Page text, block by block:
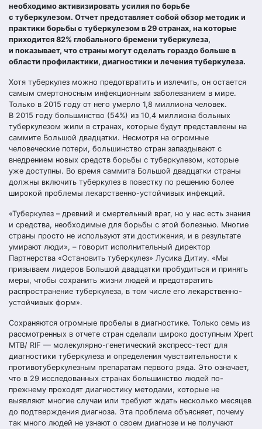
необходимо активизировать усилия по борьбе
с туберкулезом. Отчет представляет собой обзор методик и
практики борьбы с туберкулезом в 29 странах, на которые
приходится 82% глобального бремени туберкулеза,
и показывает, что страны могут сделать гораздо больше в
области профилактики, диагностики и лечения туберкулеза.
Хотя туберкулез можно предотвратить и излечить, он остается
самым смертоносным инфекционным заболеванием в мире.
Только в 2015 году от него умерло 1,8 миллиона человек.
В 2015 году большинство (54%) из 10,4 миллиона больных
туберкулезом жили в странах, которые будут представлены на
саммите Большой двадцатки. Несмотря на огромные
человеческие потери, большинство стран запаздывают с
внедрением новых средств борьбы с туберкулезом, которые
уже доступны. Во время саммита Большой двадцатки страны
должны включить туберкулез в повестку по решению более
широкой проблемы лекарственно-устойчивых инфекций.
«Туберкулез – древний и смертельный враг, но у нас есть знания
и средства, необходимые для борьбы с этой болезнью. Многие
страны просто не используют эти достижения, и в результате
умирают люди», – говорит исполнительный директор
Партнерства «Остановить туберкулез» Лусика Дитиу. «Мы
призываем лидеров Большой двадцатки пробудиться и принять
меры, чтобы сохранить жизни людей и предотвратить
распространение туберкулеза, в том числе его лекарственно-
устойчивых форм».
Сохраняются огромные пробелы в диагностике. Только семь из
рассмотренных в отчете стран сделали широко доступным Xpert
MTB/ RIF — молекулярно-генетический экспресс-тест для
диагностики туберкулеза и определения чувствительности к
противотуберкулезным препаратам первого ряда. Это означает,
что в 29 исследованных странах большинство людей по-
прежнему проходят диагностику методами, которые не
выявляют многие случаи или требуют ждать несколько месяцев
до подтверждения диагноза. Эта проблема объясняет, почему
так много людей не узнают о своем диагнозе и не получают